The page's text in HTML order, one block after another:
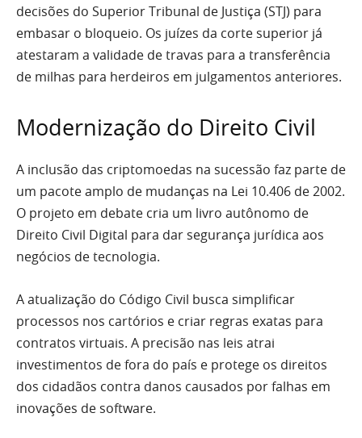
decisões do Superior Tribunal de Justiça (STJ) para
embasar o bloqueio. Os juízes da corte superior já
atestaram a validade de travas para a transferência
de milhas para herdeiros em julgamentos anteriores.
Modernização do Direito Civil
A inclusão das criptomoedas na sucessão faz parte de
um pacote amplo de mudanças na Lei 10.406 de 2002.
O projeto em debate cria um livro autônomo de
Direito Civil Digital para dar segurança jurídica aos
negócios de tecnologia.
A atualização do Código Civil busca simplificar
processos nos cartórios e criar regras exatas para
contratos virtuais. A precisão nas leis atrai
investimentos de fora do país e protege os direitos
dos cidadãos contra danos causados por falhas em
inovações de software.